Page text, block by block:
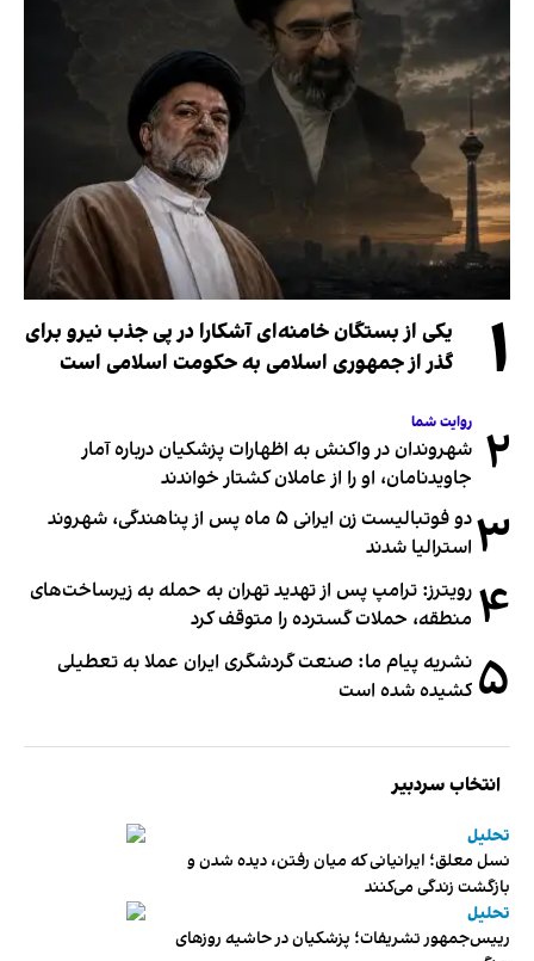
۱
یکی از بستگان خامنه‌ای آشکارا در پی جذب نیرو برای
گذر از جمهوری اسلامی به حکومت اسلامی است
۲ روایت شما
شهروندان در واکنش به اظهارات پزشکیان درباره آمار
جاویدنامان، او را از عاملان کشتار خواندند
۳
دو فوتبالیست زن ایرانی ۵ ماه پس از پناهندگی، شهروند
استرالیا شدند
۴ رویترز: ترامپ پس از تهدید تهران به حمله به زیرساخت‌های
منطقه، حملات گسترده را متوقف کرد
۵ نشریه پیام ما: صنعت گردشگری ایران عملا به تعطیلی
کشیده شده است
انتخاب سردبیر
تحلیل
نسل معلق؛ ایرانیانی که میان رفتن، دیده شدن و
بازگشت زندگی می‌کنند
تحلیل
رییس‌جمهور تشریفات؛ پزشکیان در حاشیه روزهای